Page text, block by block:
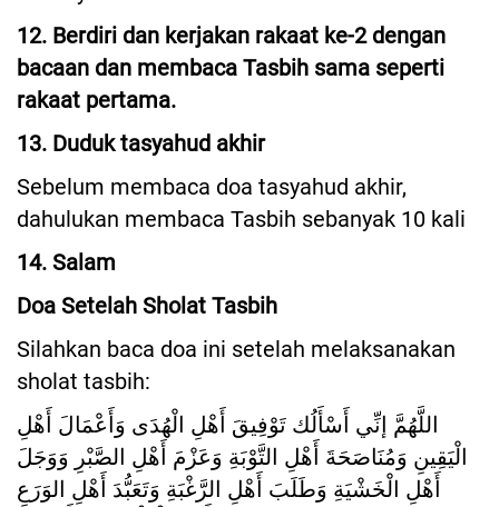
12. Berdiri dan kerjakan rakaat ke-2 dengan
bacaan dan membaca Tasbih sama seperti
rakaat pertama.
13. Duduk tasyahud akhir
Sebelum membaca doa tasyahud akhir,
dahulukan membaca Tasbih sebanyak 10 kali
14. Salam
Doa Setelah Sholat Tasbih
Silahkan baca doa ini setelah melaksanakan
sholat tasbih:
اللَّهُمَّ إنِّي أَسْأَلُك تَوْفِيقَ أَهْلِ الْهُدَى وَأَعْمَالَ أَهْلِ
الْيَقِينِ وَمُنَاصَحَةَ أَهْلِ التَّوْبَةِ وَعَزْمَ أَهْلِ الصَّبْرِ وَوَجَلَ
أَهْلِ الْخَشْيَةِ وَطَلَبَ أَهْلِ الرَّغْبَةِ وَتَعَبُّدَ أَهْلِ الوَرَعِ